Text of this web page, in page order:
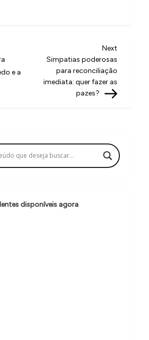
e a
Next
Post
Next
Simpatias poderosas
para reconciliação
imediata: quer fazer as
pazes?
disponíveis agora